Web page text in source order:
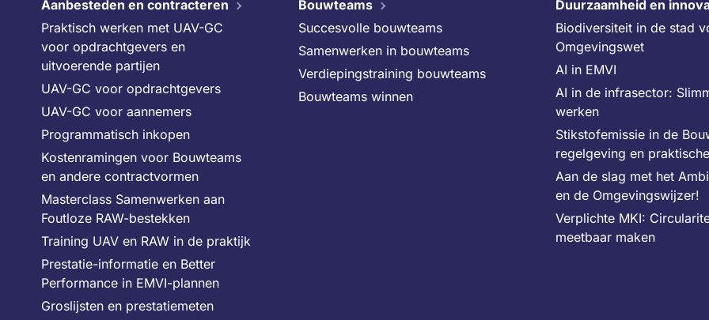
Aanbesteden en contracteren
Praktisch werken met UAV-GC
voor opdrachtgevers en
uitvoerende partijen
UAV-GC voor opdrachtgevers
UAV-GC voor aannemers
Programmatisch inkopen
Kostenramingen voor Bouwteams
en andere contractvormen
Masterclass Samenwerken aan
Foutloze RAW-bestekken
Training UAV en RAW in de praktijk
Prestatie-informatie en Better
Performance in EMVI-plannen
Groslijsten en prestatiemeten
Bouwteams
Succesvolle bouwteams
Samenwerken in bouwteams
Verdiepingstraining bouwteams
Bouwteams winnen
Duurzaamheid en
Biodiversiteit in de stad
Omgevingswet
AI in EMVI
AI in de infrasector:
werken
Stikstofemissie in de
regelgeving en
Aan de slag met het
en de Omgevingswijzer!
Verplichte MKI:
meetbaar maken